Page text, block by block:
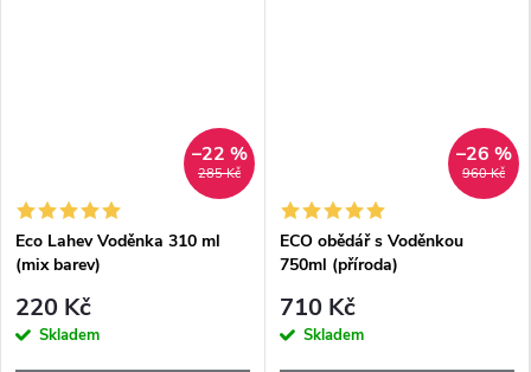
285 Kč
–22 %
Eco Lahev Voděnka 310 ml
(mix barev)
220 Kč
Skladem
960 Kč
–26 %
ECO obědář s Voděnkou
750ml (příroda)
710 Kč
Skladem